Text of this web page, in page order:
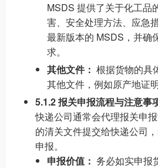
MSDS 提供了关于化工品
害、安全处理方法、应急
最新版本的 MSDS，并确
求。
其他文件： 根据货物的具
其他文件，例如原产地证
5.1.2 报关申报流程与注意事
快递公司通常会代理报关申
的清关文件提交给快递公司
申报。
申报价值： 务必如实申报